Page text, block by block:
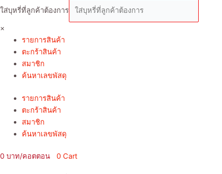
ใส่บุหรี่ที่ลูกค้าต้องการ
×
รายการสินค้า
ตะกร้าสินค้า
สมาชิก
ค้นหาเลขพัสดุ
รายการสินค้า
ตะกร้าสินค้า
สมาชิก
ค้นหาเลขพัสดุ
0 0 Cart